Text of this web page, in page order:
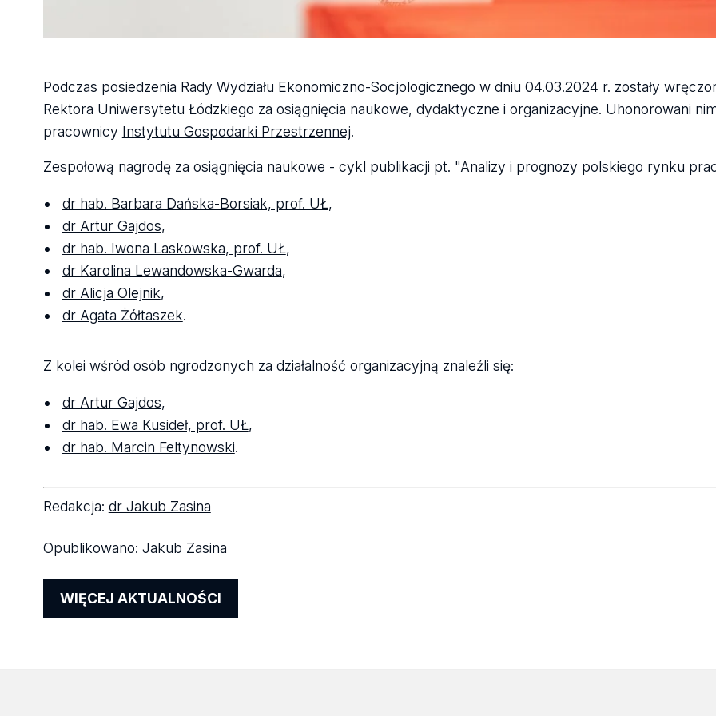
fot. Maciej Andrzejewski / Centrum Promocji UŁ
Podczas posiedzenia Rady Wydziału Ekonomiczno-Socjologicznego w dniu 04.03.2024 r. zostały
Rektora Uniwersytetu Łódzkiego za osiągnięcia naukowe, dydaktyczne i organizacyjne. Uhonorowani
pracownicy Instytutu Gospodarki Przestrzennej.
Zespołową nagrodę za osiągnięcia naukowe - cykl publikacji pt. "Analizy i prognozy polskiego rynku
dr hab. Barbara Dańska-Borsiak, prof. UŁ,
dr Artur Gajdos,
dr hab. Iwona Laskowska, prof. UŁ,
dr Karolina Lewandowska-Gwarda,
dr Alicja Olejnik,
dr Agata Żółtaszek.
Z kolei wśród osób ngrodzonych za działalność organizacyjną znaleźli się:
dr Artur Gajdos,
dr hab. Ewa Kusideł, prof. UŁ,
dr hab. Marcin Feltynowski.
Redakcja: dr Jakub Zasina
Opublikowano: Jakub Zasina
WIĘCEJ AKTUALNOŚCI